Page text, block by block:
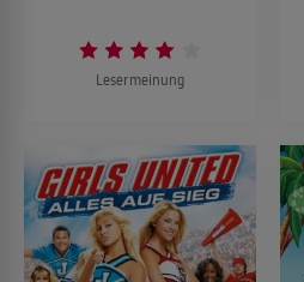
Lesermeinung